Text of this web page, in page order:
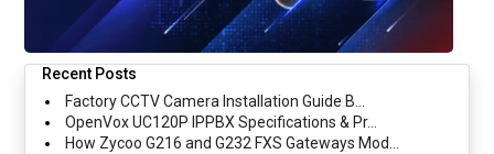
Recent Posts
Factory CCTV Camera Installation Guide B...
OpenVox UC120P IPPBX Specifications & Pr...
How Zycoo G216 and G232 FXS Gateways Mod...